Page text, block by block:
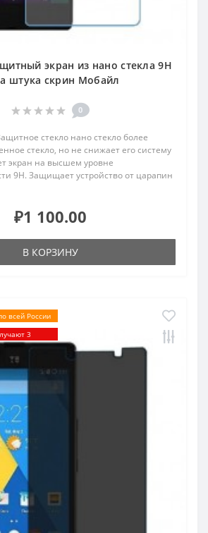
экран из нано стекла 9H
штука скрин Мобайл
0
стекло нано стекло более
стекло, но не снижает его систему
экран на высшем уровне
9H. Защищает устройство от царапин
₽1 100.00
В КОРЗИНУ
всей России
3